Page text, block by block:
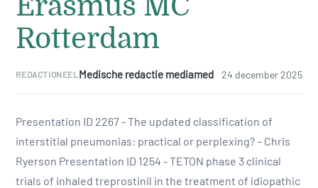
Rotterdam
REDACTIONEEL Medische redactie mediamed 24 december 2025
Presentation ID 2267 - The updated classification of
interstitial pneumonias: practical or perplexing? – Chris
Ryerson Presentation ID 1254 - TETON phase 3 clinical
trials of inhaled treprostinil in the treatment of idiopathic